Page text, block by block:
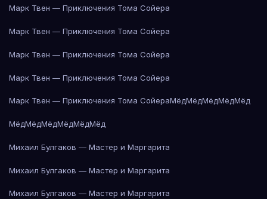
Марк Твен — Приключения Тома Сойера
Марк Твен — Приключения Тома Сойера
Марк Твен — Приключения Тома Сойера
Марк Твен — Приключения Тома Сойера
Марк Твен — Приключения Тома СойераМёдМёдМёдМёдМёд
МёдМёдМёдМёдМёдМёд
Михаил Булгаков — Мастер и Маргарита
Михаил Булгаков — Мастер и Маргарита
Михаил Булгаков — Мастер и Маргарита